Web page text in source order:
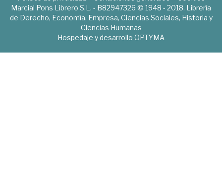
Marcial Pons Librero S.L. - B82947326 © 1948 - 2018. Librería
de Derecho, Economía, Empresa, Ciencias Sociales, Historia y
Ciencias Humanas
Hospedaje y desarrollo OPTYMA